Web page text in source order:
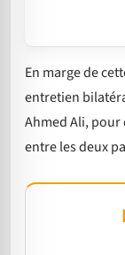
En marge de
entretien
Ahmed Ali,
entre les deux